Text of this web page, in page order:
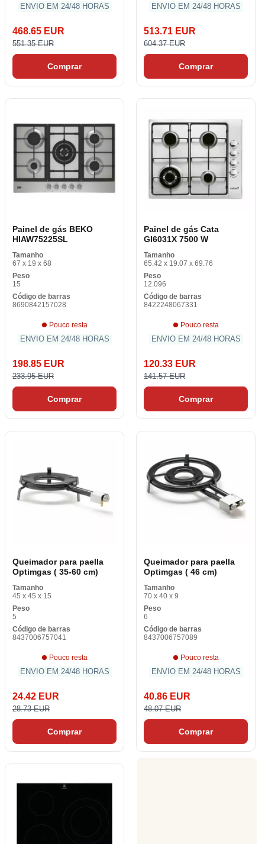
ENVIO EM 24/48 HORAS
468.65 EUR
551.35 EUR
Comprar
ENVIO EM 24/48 HORAS
513.71 EUR
604.37 EUR
Comprar
Painel de gás BEKO
HIAW75225SL
Tamanho
67 x 19 x 68
Peso
15
Código de barras
8690842157028
Pouco resta
ENVIO EM 24/48 HORAS
198.85 EUR
233.95 EUR
Comprar
Painel de gás Cata
GI6031X 7500 W
Tamanho
65.42 x 19.07 x 69.76
Peso
12.096
Código de barras
8422248067331
Pouco resta
ENVIO EM 24/48 HORAS
120.33 EUR
141.57 EUR
Comprar
Queimador para paella
Optimgas ( 35-60 cm)
Tamanho
45 x 45 x 15
Peso
5
Código de barras
8437006757041
Pouco resta
ENVIO EM 24/48 HORAS
24.42 EUR
28.73 EUR
Comprar
Queimador para paella
Optimgas ( 46 cm)
Tamanho
70 x 40 x 9
Peso
6
Código de barras
8437006757089
Pouco resta
ENVIO EM 24/48 HORAS
40.86 EUR
48.07 EUR
Comprar